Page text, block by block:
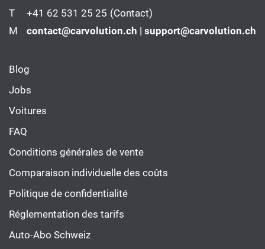
T +41 62 531 25 25 (Contact)
M
contact@carvolution.ch | support@carvolution.ch
Blog
Jobs
Voitures
FAQ
Conditions générales de vente
Comparaison individuelle des coûts
Politique de confidentialité
Réglementation des tarifs
Auto-Abo Schweiz